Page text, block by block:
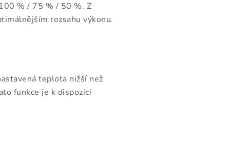
% / 75 % / 50 %. Z
rozsahu výkonu.
teplota nižší než
funkce je k dispozici